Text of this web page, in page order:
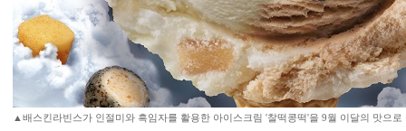
▲배스킨라빈스가 인절미와 흑임자를 활용한 아이스크림 '찰떡콩떡'을 9월 이달의 맛으